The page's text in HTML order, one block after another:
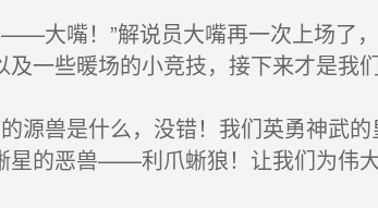
大嘴！”解说员大嘴再一次上场了
一些暖场的小竞技，接下来才是我
兽是什么，没错！我们英勇神武的
星的恶兽——利爪蜥狼！让我们为伟